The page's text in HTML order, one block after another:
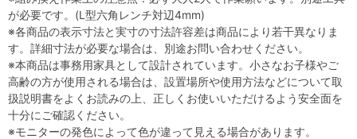
が必要です。(L型六角レンチ対辺4mm)
※各商品の表示寸法と実寸の寸法許容差は商品により若干異なりま
す。詳細寸法が必要な場合は、別途お問い合わせください。
※本商品は事務用家具として設計されています。小さなお子様やご
高齢の方が使用される場合は、設置場所や使用方法などについて取
扱説明書をよくお読みの上、正しくお使いいただけるよう安全面を
十分にご確認ください。
※モニターの発色によって色が違って見える場合があります。